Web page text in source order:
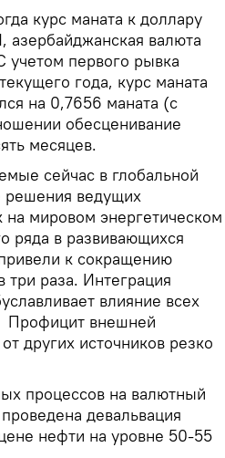
курс маната к доллару
азербайджанская валюта
учетом первого рывка
года, курс маната
на 0,7656 маната (с
обесценивание
месяцев.
сейчас в глобальной
решения ведущих
на мировом энергетическом
ряда в развивающихся
к сокращению
раза. Интеграция
влияние всех
Профицит внешней
других источников резко
процессов на валютный
девальвация
нефти на уровне 50-55